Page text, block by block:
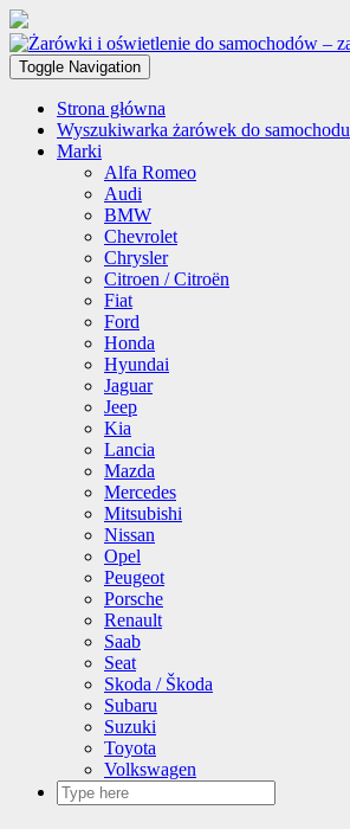
Toggle Navigation
Strona główna
Wyszukiwarka żarówek do samochodu
Marki
Alfa Romeo
Audi
BMW
Chevrolet
Chrysler
Citroen / Citroën
Fiat
Ford
Honda
Hyundai
Jaguar
Jeep
Kia
Lancia
Mazda
Mercedes
Mitsubishi
Nissan
Opel
Peugeot
Porsche
Renault
Saab
Seat
Skoda / Škoda
Subaru
Suzuki
Toyota
Volkswagen